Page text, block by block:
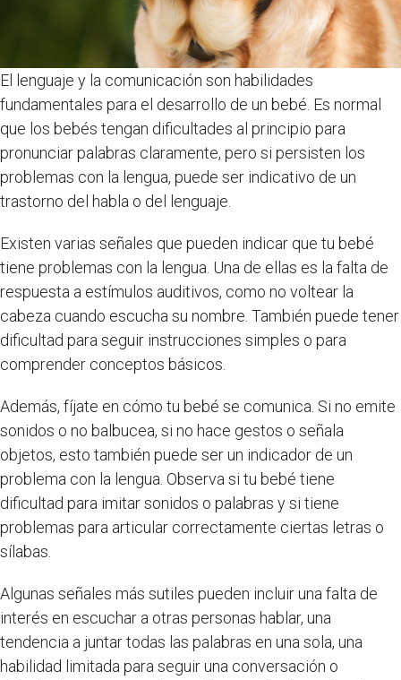
El lenguaje y la comunicación son habilidades
fundamentales para el desarrollo de un bebé. Es normal
que los bebés tengan dificultades al principio para
pronunciar palabras claramente, pero si persisten los
problemas con la lengua, puede ser indicativo de un
trastorno del habla o del lenguaje.
Existen varias señales que pueden indicar que tu bebé
tiene problemas con la lengua. Una de ellas es la falta de
respuesta a estímulos auditivos, como no voltear la
cabeza cuando escucha su nombre. También puede tener
dificultad para seguir instrucciones simples o para
comprender conceptos básicos.
Además, fíjate en cómo tu bebé se comunica. Si no emite
sonidos o no balbucea, si no hace gestos o señala
objetos, esto también puede ser un indicador de un
problema con la lengua. Observa si tu bebé tiene
dificultad para imitar sonidos o palabras y si tiene
problemas para articular correctamente ciertas letras o
sílabas.
Algunas señales más sutiles pueden incluir una falta de
interés en escuchar a otras personas hablar, una
tendencia a juntar todas las palabras en una sola, una
habilidad limitada para seguir una conversación o